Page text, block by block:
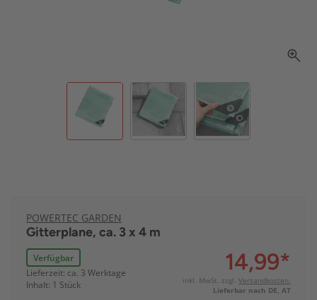
POWERTEC GARDEN
Gitterplane, ca. 3 x 4 m
Verfügbar
Lieferzeit: ca. 3 Werktage
Inhalt: 1 Stück
14,99*
inkl. MwSt. zzgl. Versandkosten:
Lieferbar nach DE, AT